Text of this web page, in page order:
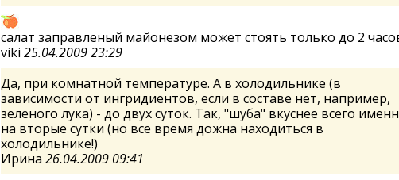
салат заправленый майонезом может стоять только до 2
viki 25.04.2009 23:29
Да, при комнатной температуре. А в холодильнике (в
зависимости от ингридиентов, если в составе нет, например,
зеленого лука) - до двух суток. Так, "шуба" вкуснее всего
на вторые сутки (но все время дожна находиться в
холодильнике!)
Ирина 26.04.2009 09:41